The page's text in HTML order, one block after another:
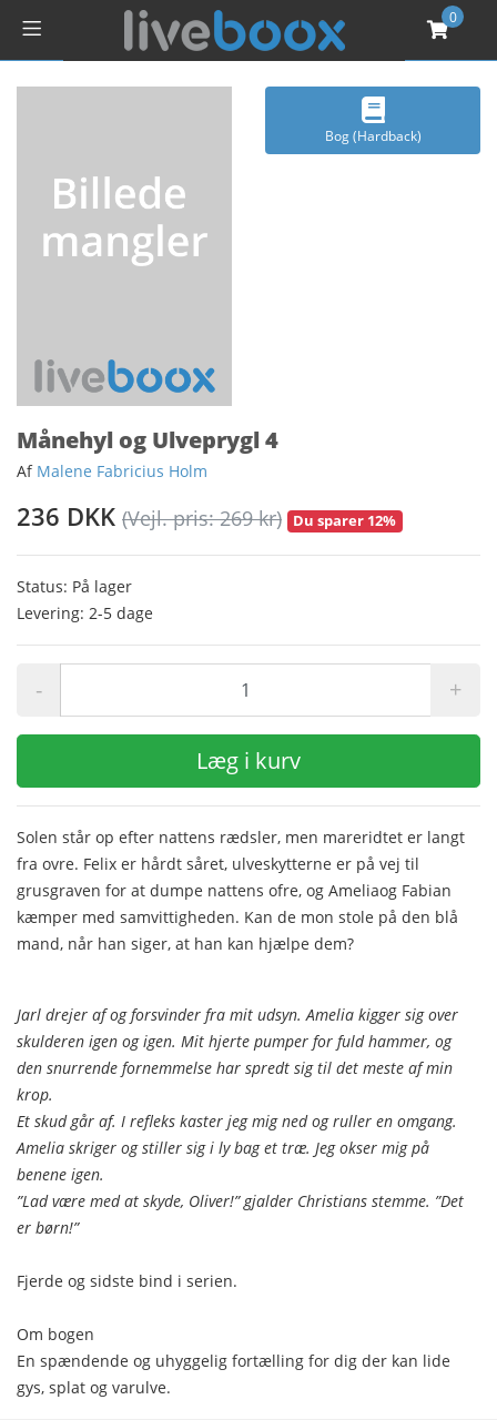
0
Bog (Hardback)
Månehyl og Ulveprygl 4
Af Malene Fabricius Holm
236 DKK (Vejl. pris: 269 kr) Du sparer 12%
Status: På lager
Levering: 2-5 dage
- +
Læg i kurv
Solen står op efter nattens rædsler, men mareridtet er langt
fra ovre. Felix er hårdt såret, ulveskytterne er på vej til
grusgraven for at dumpe nattens ofre, og Ameliaog Fabian
kæmper med samvittigheden. Kan de mon stole på den blå
mand, når han siger, at han kan hjælpe dem?
Jarl drejer af og forsvinder fra mit udsyn. Amelia kigger sig over
skulderen igen og igen. Mit hjerte pumper for fuld hammer, og
den snurrende fornemmelse har spredt sig til det meste af min
krop.
Et skud går af. I refleks kaster jeg mig ned og ruller en omgang.
Amelia skriger og stiller sig i ly bag et træ. Jeg okser mig på
benene igen.
”Lad være med at skyde, Oliver!” gjalder Christians stemme. ”Det
er børn!”
Fjerde og sidste bind i serien.
Om bogen
En spændende og uhyggelig fortælling for dig der kan lide
gys, splat og varulve.